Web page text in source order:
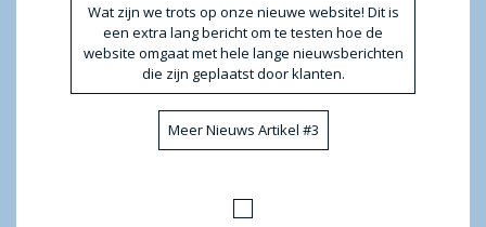
Wat zijn we trots op onze nieuwe website! Dit is
een extra lang bericht om te testen hoe de
website omgaat met hele lange nieuwsberichten
die zijn geplaatst door klanten.
Meer Nieuws Artikel #3